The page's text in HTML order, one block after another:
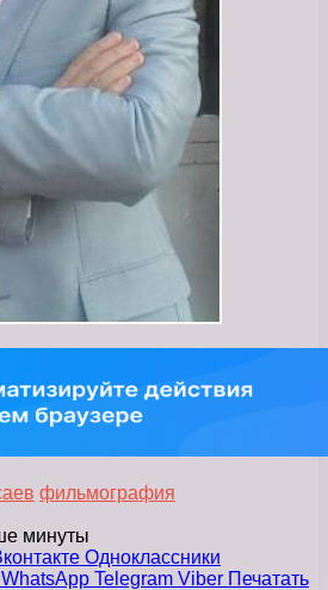
фильмография
минуты
Одноклассники
WhatsApp Telegram Viber Печатать